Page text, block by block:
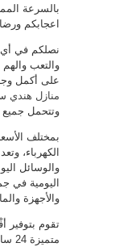
بالسرعة
اعجابكم
نصلكم في أي
والتعب
على أكمل
منازل هندي
وتتحمل
بمختلف
الكهرباء،
والوسائل
اليومية في
والأجهزة
تقوم بتوفير